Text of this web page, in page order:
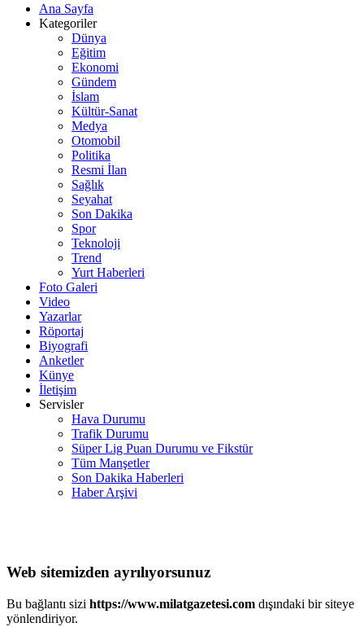
Ana Sayfa
Kategoriler
Dünya
Eğitim
Ekonomi
Gündem
İslam
Kültür-Sanat
Medya
Otomobil
Politika
Resmi İlan
Sağlık
Seyahat
Son Dakika
Spor
Teknoloji
Trend
Yurt Haberleri
Foto Galeri
Video
Yazarlar
Röportaj
Biyografi
Anketler
Künye
İletişim
Servisler
Hava Durumu
Trafik Durumu
Süper Lig Puan Durumu ve Fikstür
Tüm Manşetler
Son Dakika Haberleri
Haber Arşivi
Web sitemizden ayrılıyorsunuz
Bu bağlantı sizi https://www.milatgazetesi.com dışındaki bir siteye
yönlendiriyor.